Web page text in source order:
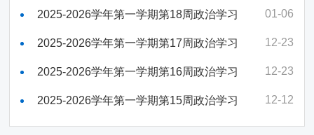
01-06
2025-2026学年第一学期第18周政治学习
12-23
2025-2026学年第一学期第17周政治学习
12-23
2025-2026学年第一学期第16周政治学习
12-12
2025-2026学年第一学期第15周政治学习